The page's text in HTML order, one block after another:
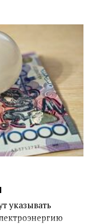
указывать